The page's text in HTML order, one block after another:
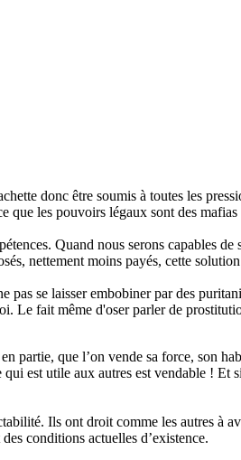
donc être soumis à toutes les
que les pouvoirs légaux sont des mafias
Quand nous serons capables de
nettement moins payés, cette
se laisser embobiner par des
Le fait même d'oser parler de
partie, que l’on vende sa force, son
est utile aux autres est vendable ! Et
Ils ont droit comme les autres à
conditions actuelles d’existence.